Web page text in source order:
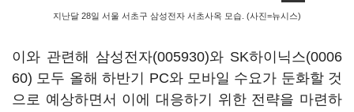
지난달 28일 서울 서초구 삼성전자 서초사옥 모습. (사진=뉴시스)
이와 관련해 삼성전자(005930)와 SK하이닉스(0006
60) 모두 올해 하반기 PC와 모바일 수요가 둔화할 것
으로 예상하면서 이에 대응하기 위한 전략을 마련하